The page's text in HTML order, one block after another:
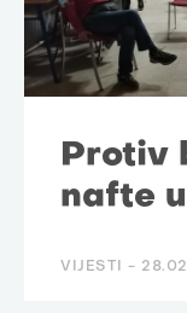
Protiv
nafte
VIJESTI -